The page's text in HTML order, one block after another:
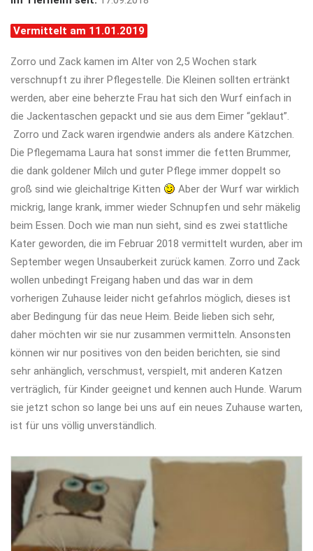
Vermittelt am 11.01.2019
Zorro und Zack kamen im Alter von 2,5 Wochen stark
verschnupft zu ihrer Pflegestelle. Die Kleinen sollten ertränkt
werden, aber eine beherzte Frau hat sich den Wurf einfach in
die Jackentaschen gepackt und sie aus dem Eimer “geklaut”.
Zorro und Zack waren irgendwie anders als andere Kätzchen.
Die Pflegemama Laura hat sonst immer die fetten Brummer,
die dank goldener Milch und guter Pflege immer doppelt so
groß sind wie gleichaltrige Kitten
Aber der Wurf war wirklich
mickrig, lange krank, immer wieder Schnupfen und sehr mäkelig
beim Essen. Doch wie man nun sieht, sind es zwei stattliche
Kater geworden, die im Februar 2018 vermittelt wurden, aber im
September wegen Unsauberkeit zurück kamen. Zorro und Zack
wollen unbedingt Freigang haben und das war in dem
vorherigen Zuhause leider nicht gefahrlos möglich, dieses ist
aber Bedingung für das neue Heim. Beide lieben sich sehr,
daher möchten wir sie nur zusammen vermitteln. Ansonsten
können wir nur positives von den beiden berichten, sie sind
sehr anhänglich, verschmust, verspielt, mit anderen Katzen
verträglich, für Kinder geeignet und kennen auch Hunde. Warum
sie jetzt schon so lange bei uns auf ein neues Zuhause warten,
ist für uns völlig unverständlich.